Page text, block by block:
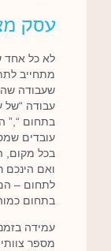
עסק
לא כל אחד
מתחייב
שעבודה
עבודה “של
בתחום “,”
עובדים
בכל מקום,
ואם הינכם
לתחום –
בתחום
עמידה
מספר